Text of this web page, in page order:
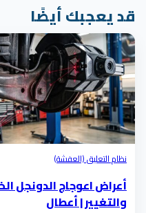
يعجبك أيضًا
نظام التعليق (العفشة)
أعراض اعوجاج الدونجل
والتغيير | أعطال